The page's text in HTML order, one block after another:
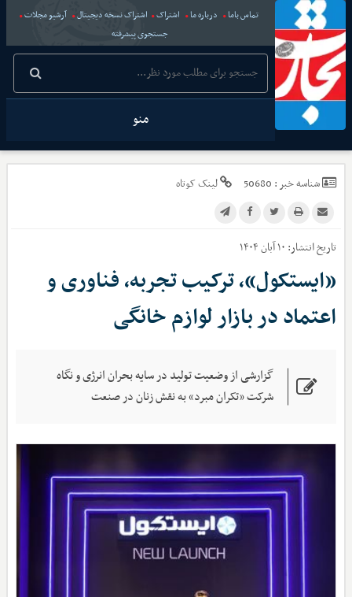
تماس باما درباره ما اشتراک اشتراک نسخه دیجیتال
آرشیو مجلات
جستجوی پیشرفته
منو
شناسه خبر : 50680 لینک کوتاه
تاریخ انتشار: ۱۰ آبان ۱۴۰۴
«ایستکول»، ترکیب تجربه، فناوری و
اعتماد در بازار لوازم خانگی
گزارشی از وضعیت تولید در سایه بحران انرژی و نگاه
شرکت «تکران مبرد» به نقش زنان در صنعت